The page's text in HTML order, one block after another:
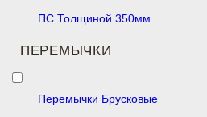
ПС Толщиной 350мм
ПЕРЕМЫЧКИ
Перемычки Брусковые